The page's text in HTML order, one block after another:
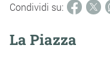
Condividi su:
La Piazza